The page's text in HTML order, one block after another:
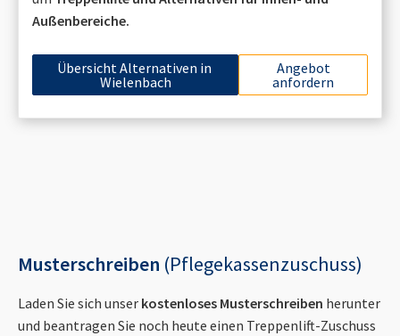
Außenbereiche.
Übersicht Alternativen in
Wielenbach
Angebot
anfordern
Musterschreiben (Pflegekassenzuschuss)
Laden Sie sich unser kostenloses Musterschreiben herunter
und beantragen Sie noch heute einen Treppenlift-Zuschuss